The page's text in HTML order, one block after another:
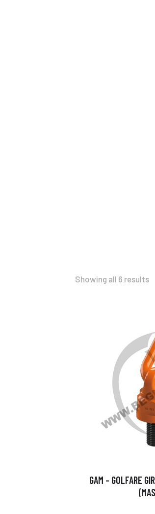
Showing all 6 results
GAM – GOLFARE